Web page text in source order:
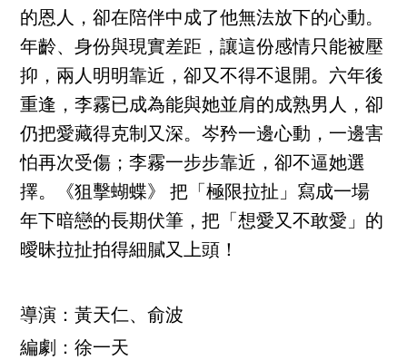
的恩人，卻在陪伴中成了他無法放下的心動。
年齡、身份與現實差距，讓這份感情只能被壓
抑，兩人明明靠近，卻又不得不退開。六年後
重逢，李霧已成為能與她並肩的成熟男人，卻
仍把愛藏得克制又深。岑矜一邊心動，一邊害
怕再次受傷；李霧一步步靠近，卻不逼她選
擇。《狙擊蝴蝶》 把「極限拉扯」寫成一場
年下暗戀的長期伏筆，把「想愛又不敢愛」的
曖昧拉扯拍得細膩又上頭！
導演：黃天仁、俞波
編劇：徐一天